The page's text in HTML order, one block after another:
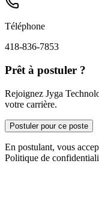
Téléphone
418-836-7853
Prêt à postuler ?
Rejoignez Jyga
votre carrière.
Postuler pour ce poste
En postulant, vous
Politique de